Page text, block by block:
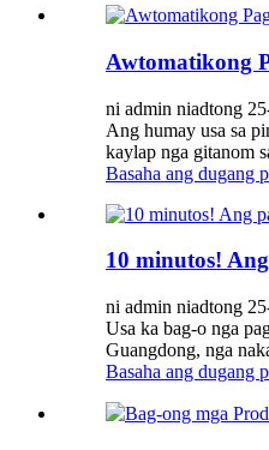
Awtomatikong
ni admin niadtong
Ang humay usa sa
kaylap nga gitanom
Basaha ang dugang
10 minutos!
ni admin niadtong
Usa ka bag-o nga
Guangdong, nga
Basaha ang dugang